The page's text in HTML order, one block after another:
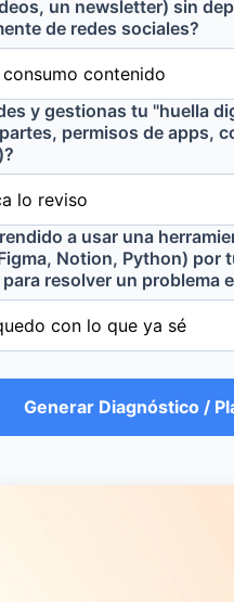
un newsletter) sin
de redes sociales?
y gestionas tu "huella
permisos de apps,
a usar una
Notion, Python) por
resolver un problema
Generar Diagnóstico /